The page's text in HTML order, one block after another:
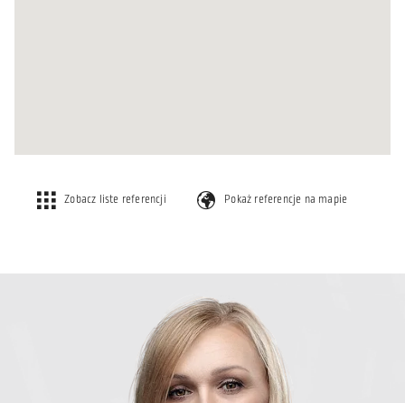
Zobacz liste referencji Pokaż referencje na mapie